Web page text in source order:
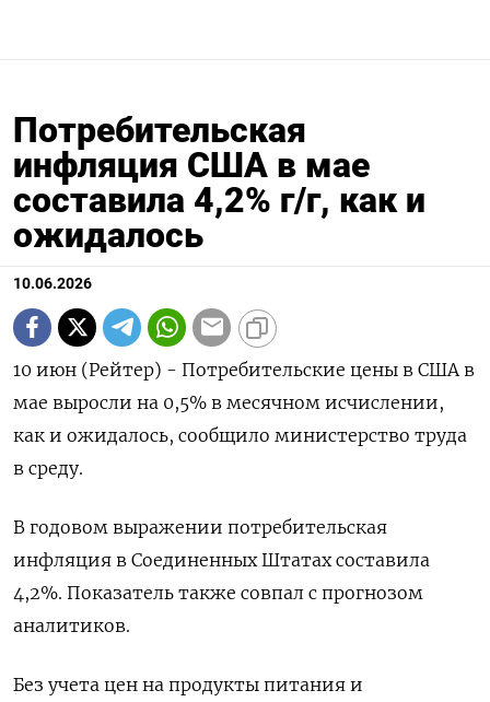
Потребительская
инфляция США в мае
составила 4,2% г/г, как и
ожидалось
10.06.2026
10 июн (Рейтер) - Потребительские цены в США ‌в
мае выросли на 0,5% ​в месячном ​исчислении, ​
как ⁠и ‌ожидалось, сообщило министерство ‌труда
в среду.
В годовом ​выражении ‌потребительская
инфляция в ​Соединенных Штатах составила
‌4,2%. Показатель также совпал с ​прогнозом
аналитиков.
Без ​учета ‌цен на ​продукты питания и